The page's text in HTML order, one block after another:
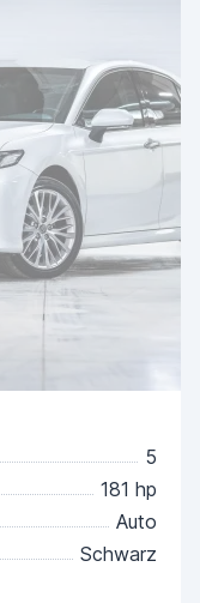
5
181 hp
Auto
Schwarz